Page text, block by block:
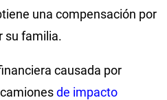
una compensación por
su familia.
causada por
de impacto